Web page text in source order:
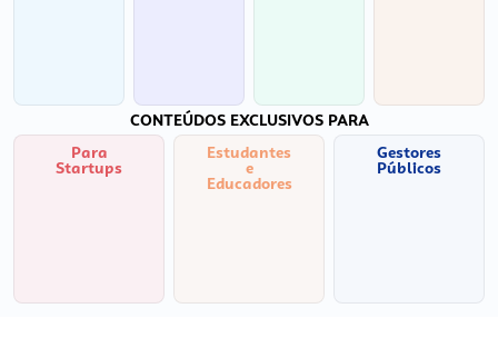
CONTEÚDOS EXCLUSIVOS PARA
Para
Startups
Estudantes
e
Educadores
Gestores
Públicos